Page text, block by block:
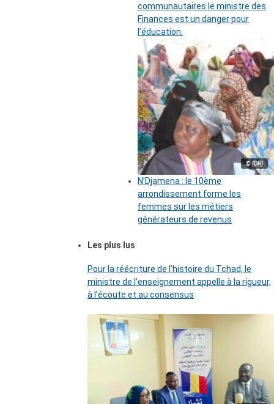
communautaires le ministre des
Finances est un danger pour
l’éducation.
© (DR)
N’Djamena : le 10ème
arrondissement forme les
femmes sur les métiers
générateurs de revenus
Les plus lus
Pour la réécriture de l’histoire du Tchad, le
ministre de l’enseignement appelle à la rigueur,
à l’écoute et au consensus